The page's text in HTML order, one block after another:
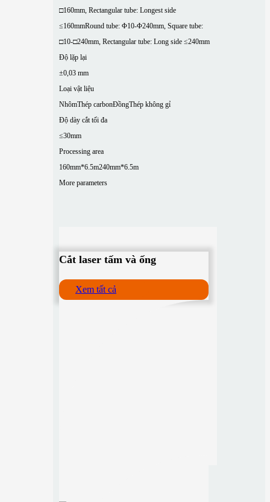
□160mm, Rectangular tube: Longest side
≤160mmRound tube: Φ10-Φ240mm, Square tube:
□10-□240mm, Rectangular tube: Long side ≤240mm
Độ lặp lại
±0,03 mm
Loại vật liệu
NhômThép carbonĐồngThép không gỉ
Độ dày cắt tối đa
≤30mm
Processing area
160mm*6.5m240mm*6.5m
More parameters
Cắt laser tấm và ống
Xem tất cả